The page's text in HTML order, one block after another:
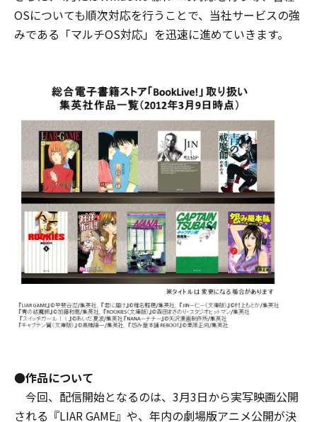
OSについても順次対応を行うことで、当社サービスの強
みである「マルチOS対応」を迅速に進めていきます。
●作品について
今回、配信開始となるのは、3月3日から実写映画公開
される『LIAR GAME』や、年内の劇場版アニメ公開が決